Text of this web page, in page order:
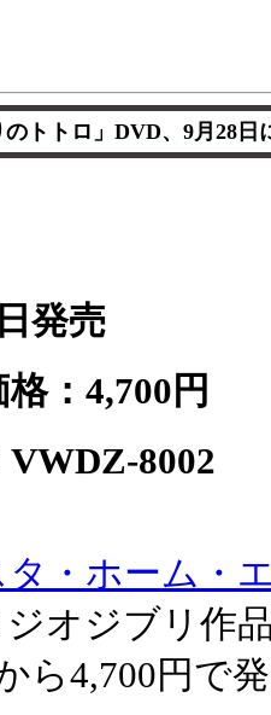
のトトロ」DVD、9月28日
発売
：4,700円
VWDZ-8002
・ホーム・
オジブリ作
ら4,700円で